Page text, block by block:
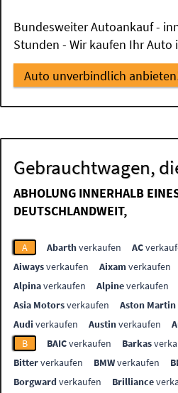
Bundesweiter Autoankauf -
Stunden - Wir kaufen Ihr Auto
Auto unverbindlich
Gebrauchtwagen,
ABHOLUNG INNERHALB
DEUTSCHLANDWEIT,
A Abarthverkaufen AC
Aiwaysverkaufen Aixamverkaufen
Alpinaverkaufen Alpineverkaufen
Asia Motorsverkaufen Aston Martin
Audi verkaufen Austinverkaufen
B
BAICverkaufen Barkas
Bitterverkaufen BMWverkaufen
Borgwardverkaufen Brilliance